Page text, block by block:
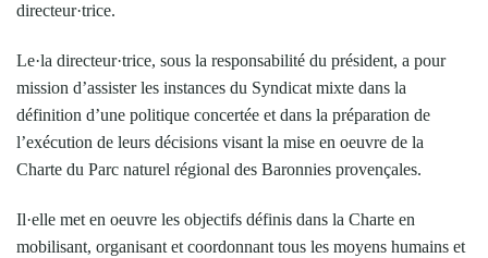
directeur·trice.
Le·la directeur·trice, sous la responsabilité du président, a pour
mission d’assister les instances du Syndicat mixte dans la
définition d’une politique concertée et dans la préparation de
l’exécution de leurs décisions visant la mise en oeuvre de la
Charte du Parc naturel régional des Baronnies provençales.
Il·elle met en oeuvre les objectifs définis dans la Charte en
mobilisant, organisant et coordonnant tous les moyens humains et